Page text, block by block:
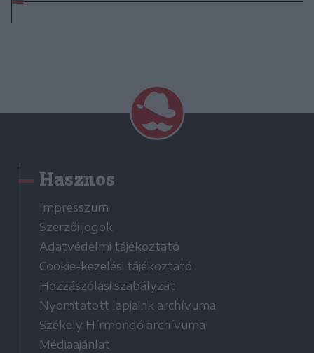
Hasznos
Impresszum
Szerzői jogok
Adatvédelmi tájékoztató
Cookie-kezelési tájékoztató
Hozzászólási szabályzat
Nyomtatott lapjaink archívuma
Székely Hírmondó archívuma
Médiaajánlat